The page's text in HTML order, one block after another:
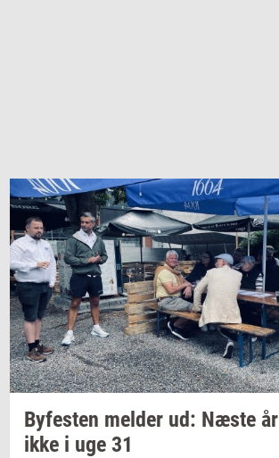
By­fe­sten mel­der ud: Næste år
ikke i uge 31